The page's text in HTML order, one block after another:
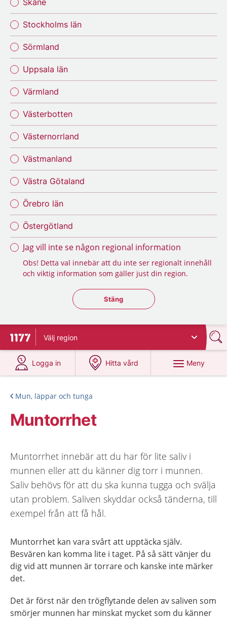
Skåne
Stockholms län
Sörmland
Uppsala län
Värmland
Västerbotten
Västernorrland
Västmanland
Västra Götaland
Örebro län
Östergötland
Jag vill inte se någon regional information
Obs! Detta val innebär att du inte ser regionalt innehåll
och viktig information som gäller just din region.
Stäng regionsväljaren
Stäng
Till startsidan för 1177
Välj region
Logga in
på 1177.se
Hitta vård
på 1177.se
Meny
Mun, läppar och tunga
Muntorrhet
Muntorrhet innebär att du har för lite saliv i
munnen eller att du känner dig torr i munnen.
Saliv behövs för att du ska kunna tugga och svälja
utan problem. Saliven skyddar också tänderna, till
exempel från att få hål.
Muntorrhet kan vara svårt att upptäcka själv.
Besvären kan komma lite i taget. På så sätt vänjer du
dig vid att munnen är torrare och kanske inte märker
det.
Det är först när den trögflytande delen av saliven som
smörjer munnen har minskat mycket som du känner